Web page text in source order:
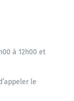
à 12h00 et
le